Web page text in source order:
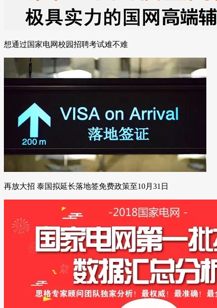
想通过国家电网校园招聘考试难不难
再放大招 泰国拟延长落地签免费政策至10月31日